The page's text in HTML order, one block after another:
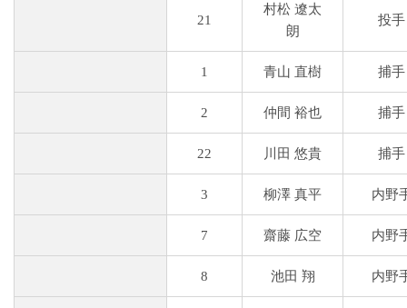
21
村松 遼太
朗
投手
1 青山 直樹 捕手
2 仲間 裕也 捕手
22 川田 悠貴 捕手
3 柳澤 真平 内野
7 齋藤 広空 内野
8 池田 翔 内野